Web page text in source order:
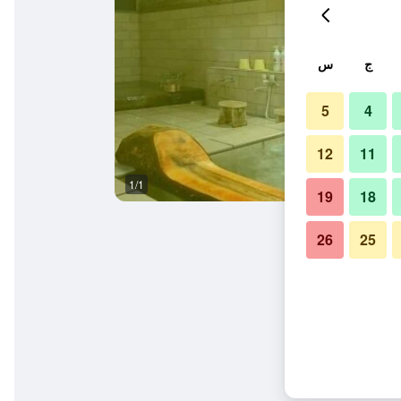
1/1
ج س
4
5
11
12
18
19
25
26